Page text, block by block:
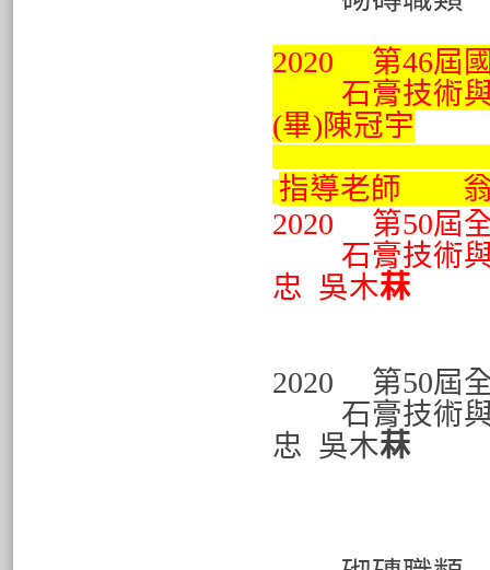
2020 第46屆
石膏技術
(畢)陳冠宇
指導老師 翁
2020 第50屆
石膏技術
忠 吳木菻
2020 第50屆
石膏技術
忠 吳木菻